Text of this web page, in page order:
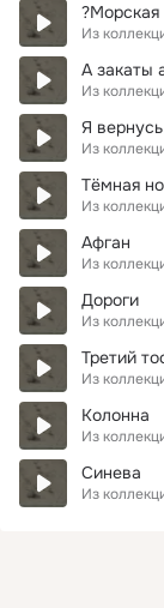
?Морская
Из
Из
Я вернусь
Из
Тёмная
Из
Афган
Из
Дороги
Из
Третий
Из
Колонна
Из
Синева
Из